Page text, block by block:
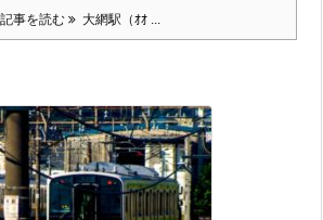
記事を読む 大網駅（ｵｵ ...